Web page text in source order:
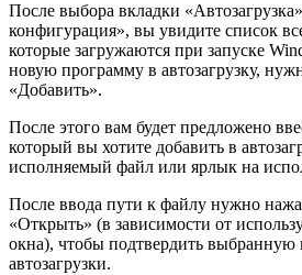
После выбора вкладки
конфигурация», вы увидите список
которые загружаются при запуске
новую программу в автозагрузку,
«Добавить».
После этого вам будет предложено
который вы хотите добавить в
исполняемый файл или ярлык на
После ввода пути к файлу нужно
«Открыть» (в зависимости от
окна), чтобы подтвердить выбранную
автозагрузки.